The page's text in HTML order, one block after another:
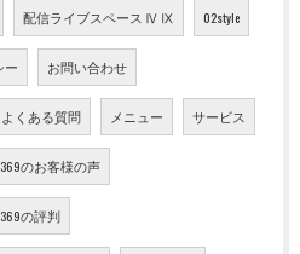
配信ライブスペース Ⅳ Ⅸ 02style
ー お問い合わせ
よくある質問 メニュー サービス
のお客様の声
の評判